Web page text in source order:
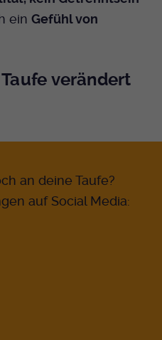
ein Gefühl von
verändert
an deine Taufe?
auf Social Media: